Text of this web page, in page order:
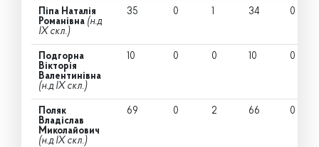
Піпа Наталія
Романівна (н.д
IX скл.)
35 0 1 34 0
Подгорна
Вікторія
Валентинівна
(н.д IX скл.)
10 0 0 10 0
Поляк
Владіслав
Миколайович
(н.д IX скл.)
69 0 2 66 0